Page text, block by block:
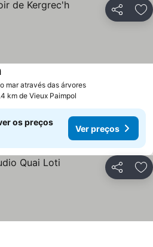
Partilhar
mar através das árvores
km de Vieux Paimpol
os preços
Ver preços
Partilhar